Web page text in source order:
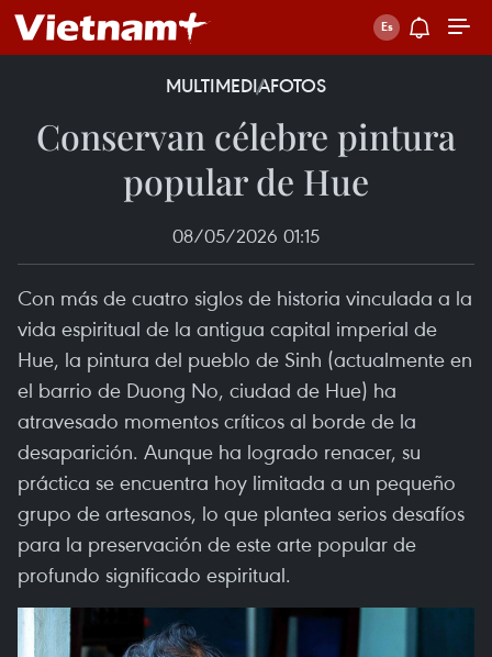
MULTIMEDIAFOTOS
Conservan célebre pintura
popular de Hue
08/05/2026 01:15
Con más de cuatro siglos de historia vinculada a la
vida espiritual de la antigua capital imperial de
Hue, la pintura del pueblo de Sinh (actualmente en
el barrio de Duong No, ciudad de Hue) ha
atravesado momentos críticos al borde de la
desaparición. Aunque ha logrado renacer, su
práctica se encuentra hoy limitada a un pequeño
grupo de artesanos, lo que plantea serios desafíos
para la preservación de este arte popular de
profundo significado espiritual.